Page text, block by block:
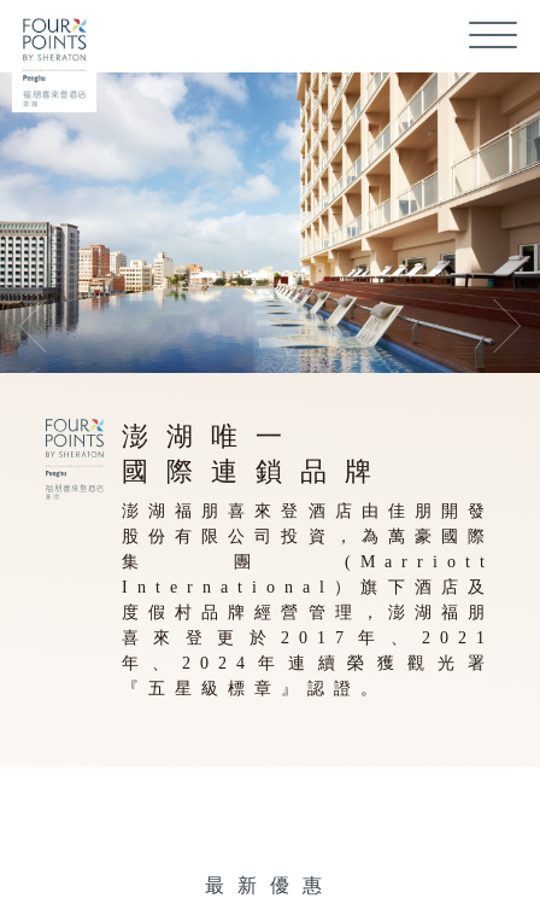
澎湖唯一
國際連鎖品牌
澎湖福朋喜來登酒店由佳朋開發
股份有限公司投資，為萬豪國際
集團(Marriott
International）旗下酒店及
度假村品牌經營管理，澎湖福朋
喜來登更於2017年、2021
年、2024年連續榮獲觀光署
『五星級標章』認證。
最新優惠